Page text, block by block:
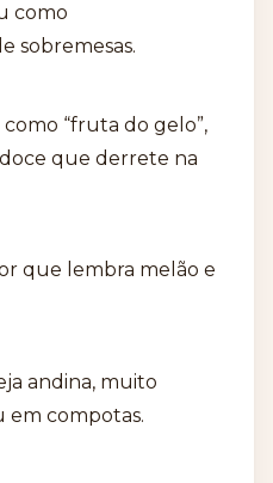
como
sobremesas.
“fruta do gelo”,
que derrete na
que lembra melão e
andina, muito
em compotas.